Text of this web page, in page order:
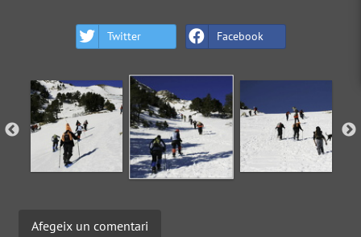
Twitter Facebook
Afegeix un comentari